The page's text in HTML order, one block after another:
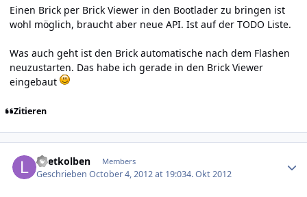
Einen Brick per Brick Viewer in den Bootlader zu bringen ist
wohl möglich, braucht aber neue API. Ist auf der TODO Liste.
Was auch geht ist den Brick automatische nach dem Flashen
neuzustarten. Das habe ich gerade in den Brick Viewer
eingebaut
Zitieren
Loetkolben Members
GeschriebenOctober 4, 2012 at 19:034. Okt 2012